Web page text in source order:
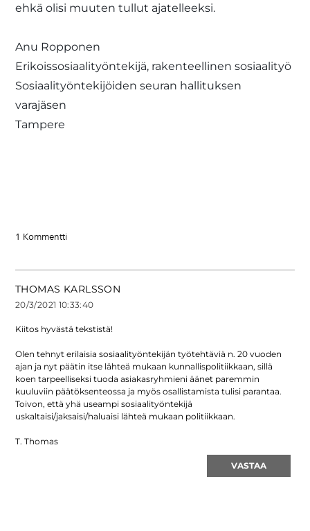
ehkä olisi muuten tullut ajatelleeksi.
Anu Ropponen
Erikoissosiaalityöntekijä, rakenteellinen sosiaalityö
Sosiaalityöntekijöiden seuran hallituksen
varajäsen
Tampere
1 Kommentti
THOMAS KARLSSON
20/3/2021 10:33:40
Kiitos hyvästä tekstistä!
Olen tehnyt erilaisia sosiaalityöntekijän työtehtäviä n. 20 vuoden
ajan ja nyt päätin itse lähteä mukaan kunnallispolitiikkaan, sillä
koen tarpeelliseksi tuoda asiakasryhmieni äänet paremmin
kuuluviin päätöksenteossa ja myös osallistamista tulisi parantaa.
Toivon, että yhä useampi sosiaalityöntekijä
uskaltaisi/jaksaisi/haluaisi lähteä mukaan politiikkaan.
T. Thomas
VASTAA